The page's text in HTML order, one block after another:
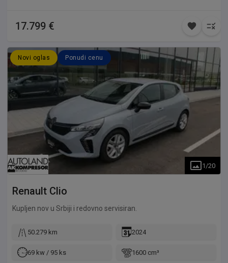
17.799 €
Novi oglas Ponudi cenu
1 /20
Renault Clio
Kupljen nov u Srbiji i redovno servisiran.
50.279 km 2024
69 kw / 95 ks 1600 cm³